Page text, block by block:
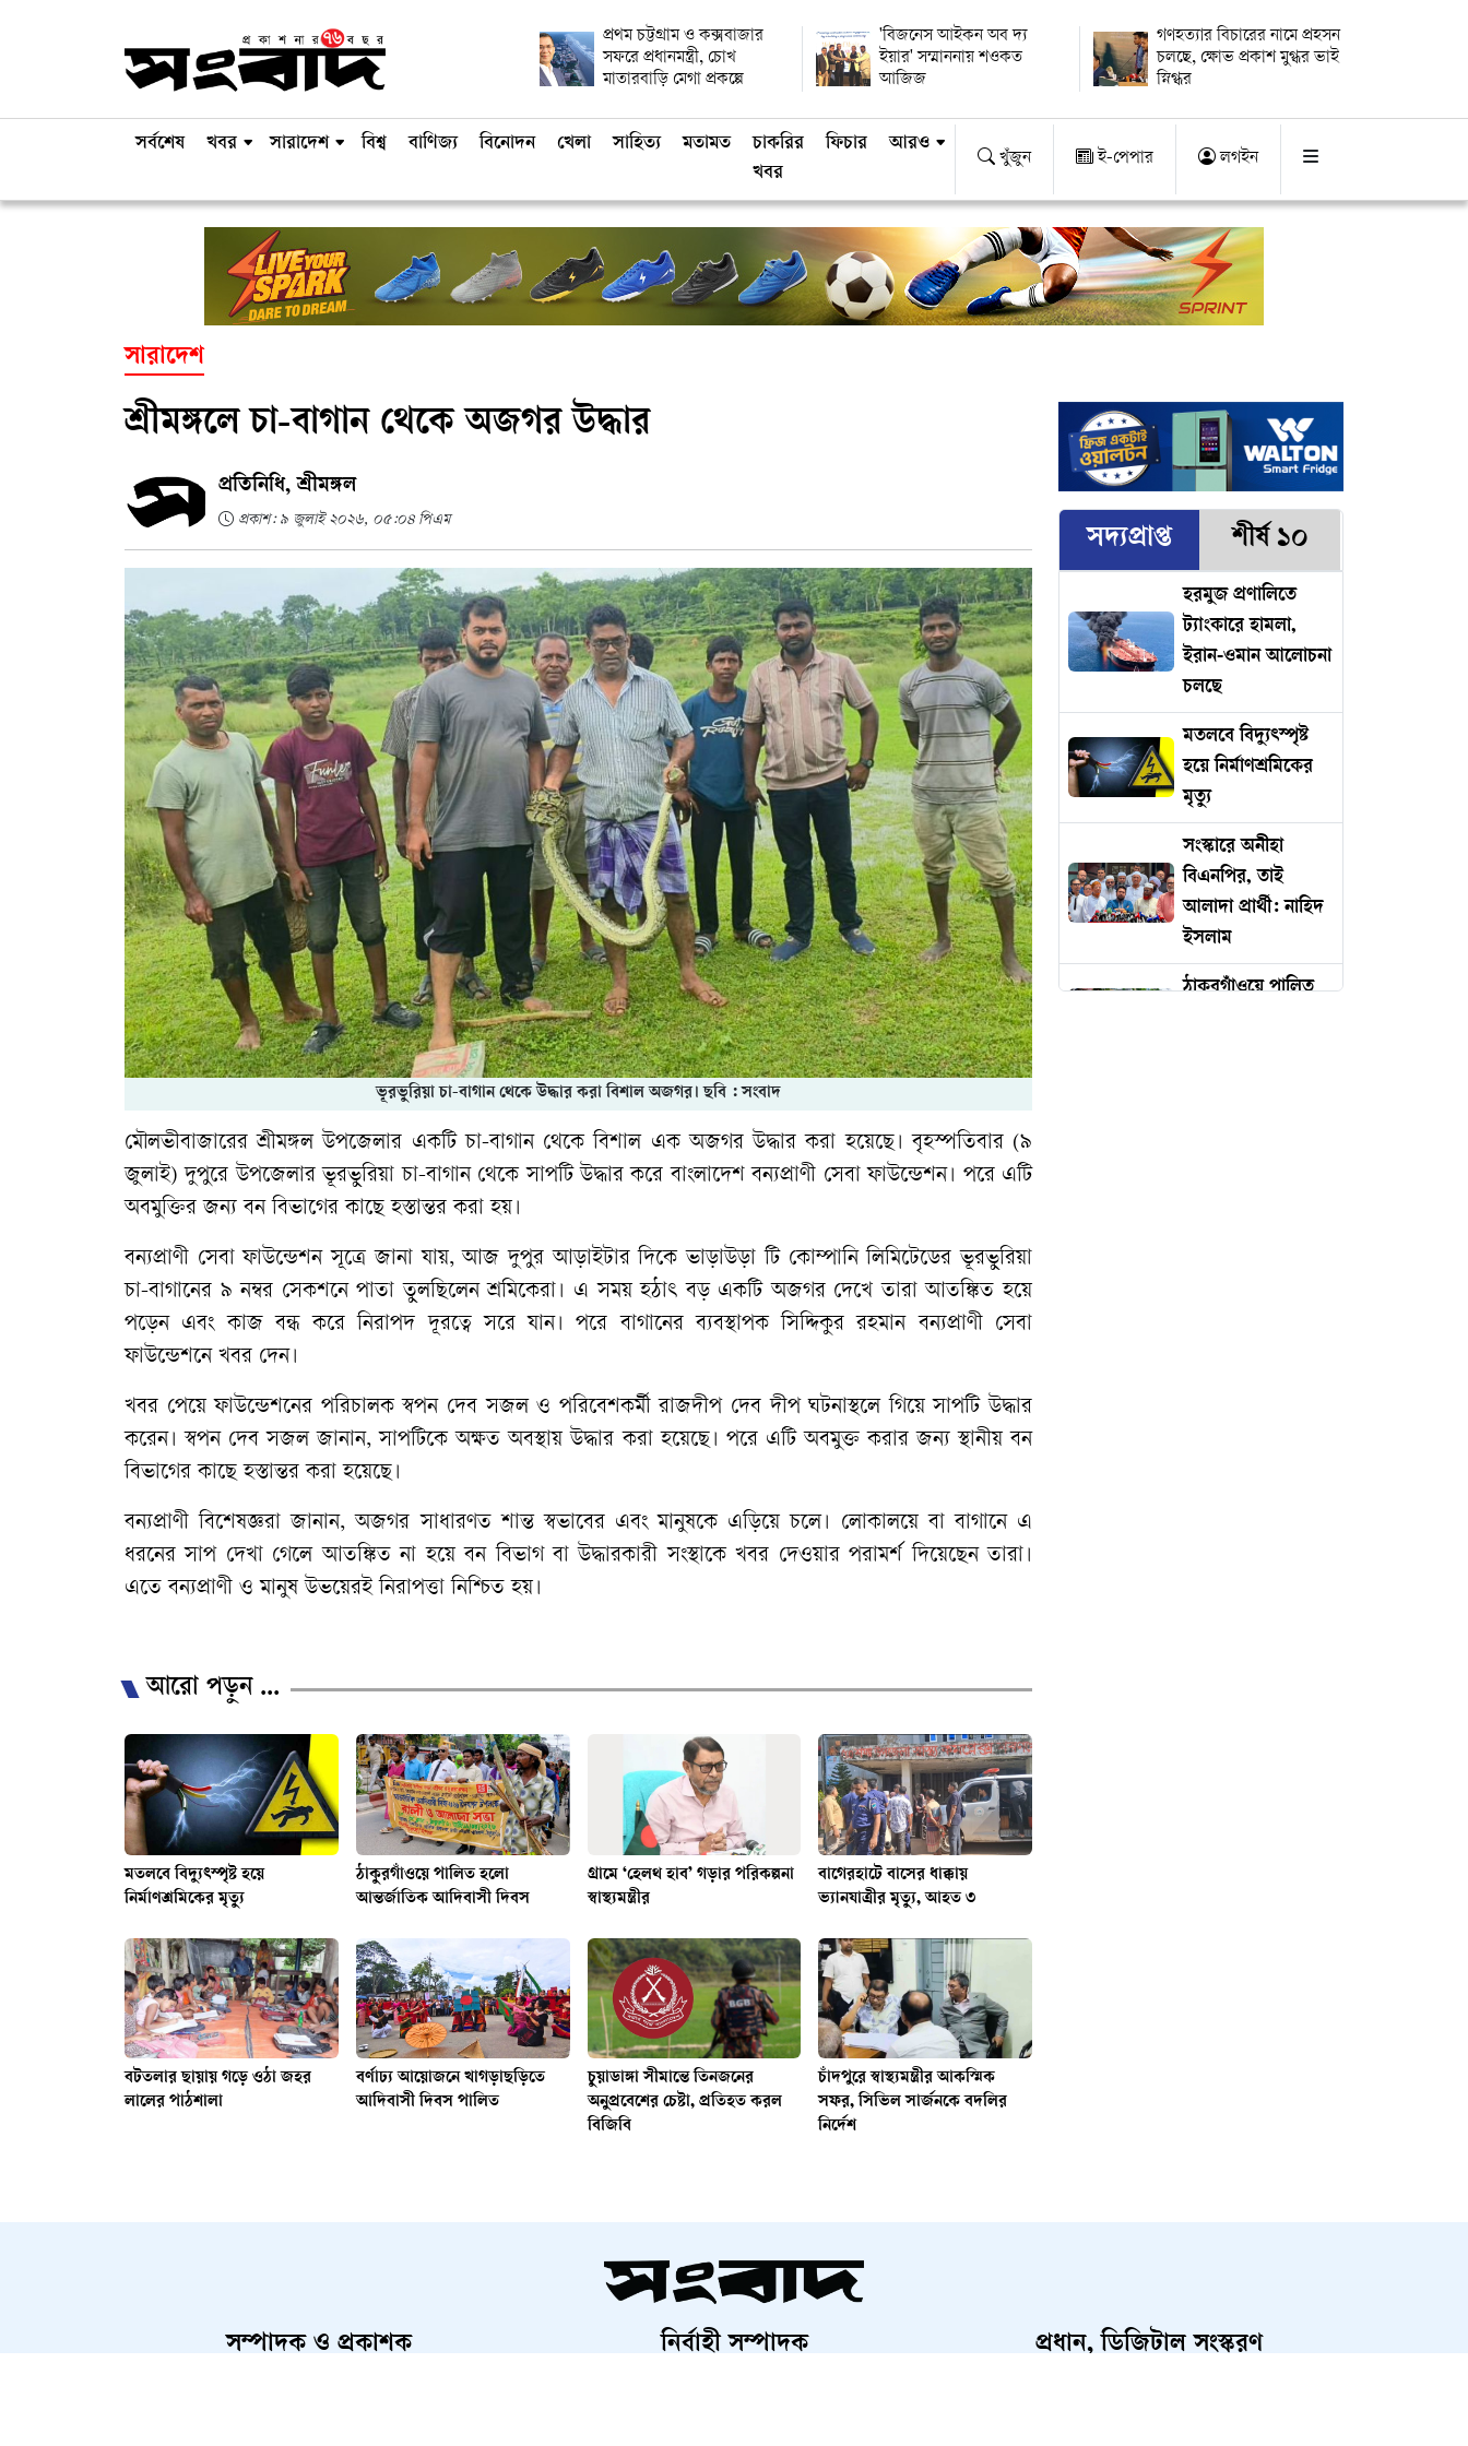
প্রথম চট্টগ্রাম ও কক্সবাজার
সফরে প্রধানমন্ত্রী, চোখ
মাতারবাড়ি মেগা প্রকল্পে
'বিজনেস আইকন অব দ্য
ইয়ার' সম্মাননায় শওকত
আজিজ
গণহত্যার বিচারের নামে প্রহসন
চলছে, ক্ষোভ প্রকাশ মুগ্ধর ভাই
স্নিগ্ধর
সর্বশেষ খবর সারাদেশ বিশ্ব বাণিজ্য বিনোদন খেলা সাহিত্য মতামত
চাকরির
খবর
ফিচার আরও
খুঁজুন ই-পেপার লগইন
সারাদেশ
শ্রীমঙ্গলে চা-বাগান থেকে অজগর উদ্ধার
প্রতিনিধি, শ্রীমঙ্গল
প্রকাশ: ৯ জুলাই ২০২৬, ০৫:০৪ পিএম
ভূরভুরিয়া চা-বাগান থেকে উদ্ধার করা বিশাল অজগর। ছবি : সংবাদ
মৌলভীবাজারের শ্রীমঙ্গল উপজেলার একটি চা-বাগান থেকে বিশাল এক অজগর উদ্ধার করা হয়েছে। বৃহস্পতিবার (৯
জুলাই) দুপুরে উপজেলার ভূরভুরিয়া চা-বাগান থেকে সাপটি উদ্ধার করে বাংলাদেশ বন্যপ্রাণী সেবা ফাউন্ডেশন। পরে এটি
অবমুক্তির জন্য বন বিভাগের কাছে হস্তান্তর করা হয়।
বন্যপ্রাণী সেবা ফাউন্ডেশন সূত্রে জানা যায়, আজ দুপুর আড়াইটার দিকে ভাড়াউড়া টি কোম্পানি লিমিটেডের ভূরভুরিয়া
চা-বাগানের ৯ নম্বর সেকশনে পাতা তুলছিলেন শ্রমিকেরা। এ সময় হঠাৎ বড় একটি অজগর দেখে তারা আতঙ্কিত হয়ে
পড়েন এবং কাজ বন্ধ করে নিরাপদ দূরত্বে সরে যান। পরে বাগানের ব্যবস্থাপক সিদ্দিকুর রহমান বন্যপ্রাণী সেবা
ফাউন্ডেশনে খবর দেন।
খবর পেয়ে ফাউন্ডেশনের পরিচালক স্বপন দেব সজল ও পরিবেশকর্মী রাজদীপ দেব দীপ ঘটনাস্থলে গিয়ে সাপটি উদ্ধার
করেন। স্বপন দেব সজল জানান, সাপটিকে অক্ষত অবস্থায় উদ্ধার করা হয়েছে। পরে এটি অবমুক্ত করার জন্য স্থানীয় বন
বিভাগের কাছে হস্তান্তর করা হয়েছে।
বন্যপ্রাণী বিশেষজ্ঞরা জানান, অজগর সাধারণত শান্ত স্বভাবের এবং মানুষকে এড়িয়ে চলে। লোকালয়ে বা বাগানে এ
ধরনের সাপ দেখা গেলে আতঙ্কিত না হয়ে বন বিভাগ বা উদ্ধারকারী সংস্থাকে খবর দেওয়ার পরামর্শ দিয়েছেন তারা।
এতে বন্যপ্রাণী ও মানুষ উভয়েরই নিরাপত্তা নিশ্চিত হয়।
আরো পড়ুন ...
মতলবে বিদ্যুৎস্পৃষ্ট হয়ে
নির্মাণশ্রমিকের মৃত্যু
ঠাকুরগাঁওয়ে পালিত হলো
আন্তর্জাতিক আদিবাসী দিবস
গ্রামে ‘হেলথ হাব’ গড়ার পরিকল্পনা
স্বাস্থ্যমন্ত্রীর
বাগেরহাটে বাসের ধাক্কায়
ভ্যানযাত্রীর মৃত্যু, আহত ৩
বটতলার ছায়ায় গড়ে ওঠা জহর
লালের পাঠশালা
বর্ণাঢ্য আয়োজনে খাগড়াছড়িতে
আদিবাসী দিবস পালিত
চুয়াডাঙ্গা সীমান্তে তিনজনের
অনুপ্রবেশের চেষ্টা, প্রতিহত করল
বিজিবি
চাঁদপুরে স্বাস্থ্যমন্ত্রীর আকস্মিক
সফর, সিভিল সার্জনকে বদলির
নির্দেশ
সদ্যপ্রাপ্ত শীর্ষ ১০
হরমুজ প্রণালিতে
ট্যাংকারে হামলা,
ইরান-ওমান আলোচনা
চলছে
মতলবে বিদ্যুৎস্পৃষ্ট
হয়ে নির্মাণশ্রমিকের
মৃত্যু
সংস্কারে অনীহা
বিএনপির, তাই
আলাদা প্রার্থী: নাহিদ
ইসলাম
ঠাকুরগাঁওয়ে পালিত
সম্পাদক ও প্রকাশক
নির্বাহী সম্পাদক
প্রধান, ডিজিটাল সংস্করণ